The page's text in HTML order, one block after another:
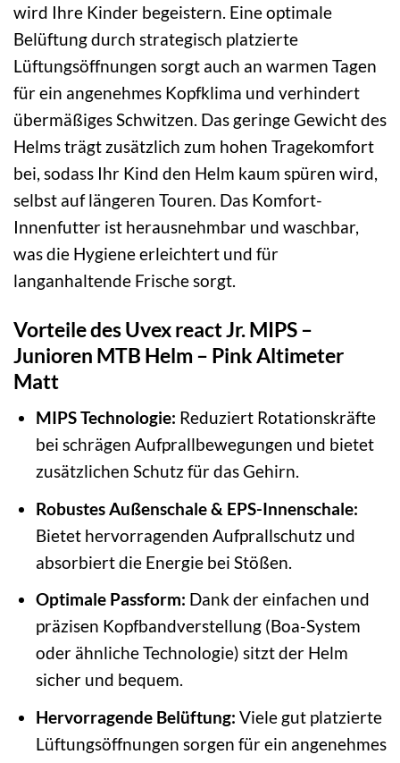
wird Ihre Kinder begeistern. Eine optimale
Belüftung durch strategisch platzierte
Lüftungsöffnungen sorgt auch an warmen Tagen
für ein angenehmes Kopfklima und verhindert
übermäßiges Schwitzen. Das geringe Gewicht des
Helms trägt zusätzlich zum hohen Tragekomfort
bei, sodass Ihr Kind den Helm kaum spüren wird,
selbst auf längeren Touren. Das Komfort-
Innenfutter ist herausnehmbar und waschbar,
was die Hygiene erleichtert und für
langanhaltende Frische sorgt.
Vorteile des Uvex react Jr. MIPS –
Junioren MTB Helm – Pink Altimeter
Matt
MIPS Technologie: Reduziert Rotationskräfte
bei schrägen Aufprallbewegungen und bietet
zusätzlichen Schutz für das Gehirn.
Robustes Außenschale & EPS-Innenschale:
Bietet hervorragenden Aufprallschutz und
absorbiert die Energie bei Stößen.
Optimale Passform: Dank der einfachen und
präzisen Kopfbandverstellung (Boa-System
oder ähnliche Technologie) sitzt der Helm
sicher und bequem.
Hervorragende Belüftung: Viele gut platzierte
Lüftungsöffnungen sorgen für ein angenehmes